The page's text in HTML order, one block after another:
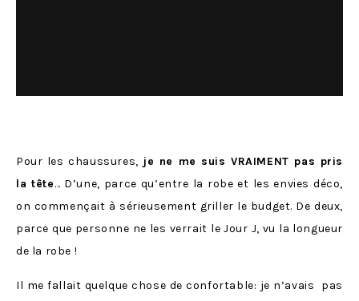
Pour les chaussures, je ne me suis VRAIMENT pas pris
la tête… D’une, parce qu’entre la robe et les envies déco,
on commençait à sérieusement griller le budget. De deux,
parce que personne ne les verrait le Jour J, vu la longueur
de la robe !
Il me fallait quelque chose de confortable: je n’avais pas